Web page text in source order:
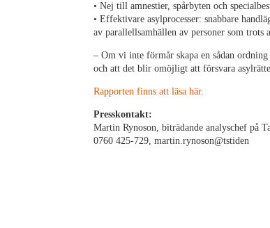
• Nej till amnestier, spårbyten och
• Effektivare asylprocesser: snabbare
av parallellsamhällen av personer som trots
– Om vi inte förmår skapa en sådan
och att det blir omöjligt att försvara
Rapporten finns att läsa här.
Presskontakt:
Martin Rynoson, biträdande analyschef på
0760 425-729, martin.rynoson@tstiden